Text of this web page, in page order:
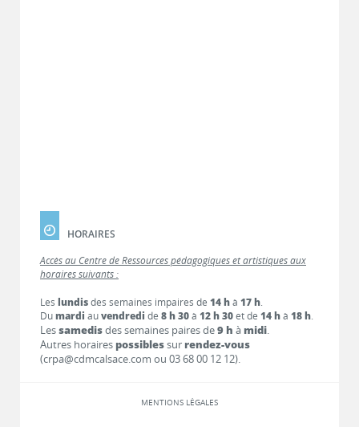
HORAIRES
Accès au Centre de Ressources pédagogiques et artistiques aux
horaires suivants :
Les lundisdes semaines impaires de 14 hà 17 h.
Dumardi auvendredi de 8 h 30à 12 h 30et de 14 hà 18 h.
Lessamedisdes semaines paires de9 h à midi.
Autres horaires possiblessur rendez-vous
(crpa@cdmcalsace.com ou 03 68 00 12 12).
MENTIONS LÉGALES